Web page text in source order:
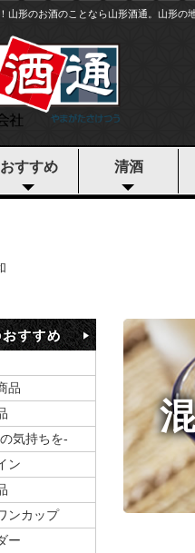
山形のお酒のことなら山形酒通。山形の
おすすめ 清酒
品
気持ちを-
ン
ンカップ
ー